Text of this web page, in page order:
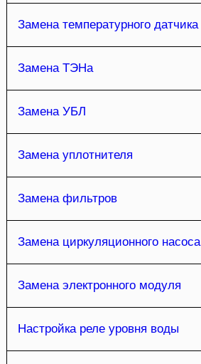
Замена температурного датчика
Замена ТЭНа
Замена УБЛ
Замена уплотнителя
Замена фильтров
Замена циркуляционного насоса
Замена электронного модуля
Настройка реле уровня воды